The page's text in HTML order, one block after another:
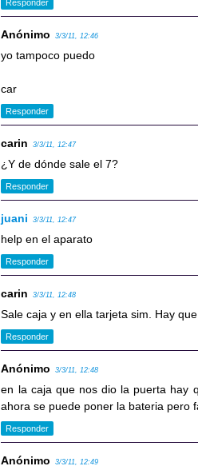
Responder
Anónimo 3/3/11, 12:46
yo tampoco puedo
car
Responder
carin 3/3/11, 12:47
¿Y de dónde sale el 7?
Responder
juani 3/3/11, 12:47
help en el aparato
Responder
carin 3/3/11, 12:48
Sale caja y en ella tarjeta sim. Hay
Responder
Anónimo 3/3/11, 12:48
en la caja que nos dio la puerta hay
ahora se puede poner la bateria pero
Responder
Anónimo 3/3/11, 12:49